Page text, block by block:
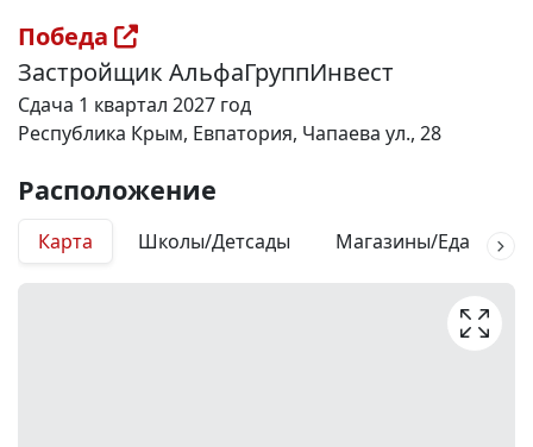
Победа
Застройщик АльфаГруппИнвест
Сдача 1 квартал 2027 год
Республика Крым, Евпатория, Чапаева ул., 28
Расположение
Карта Школы/Детсады Магазины/Еда